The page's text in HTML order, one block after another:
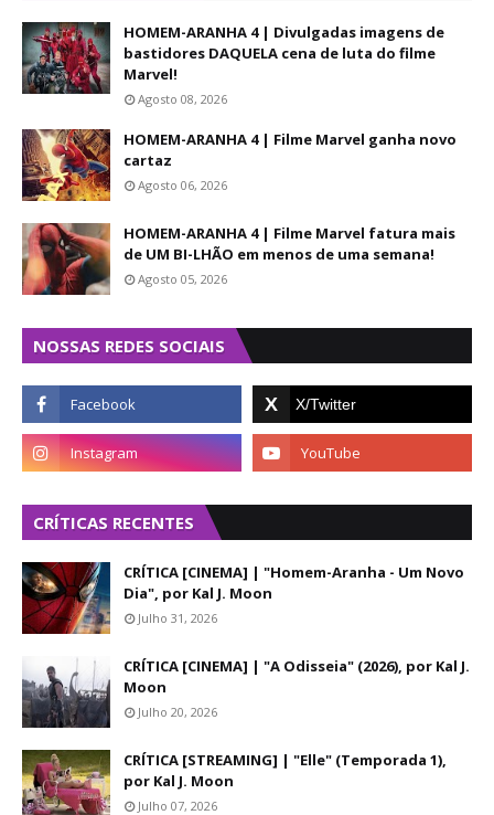
HOMEM-ARANHA 4 | Divulgadas imagens de
bastidores DAQUELA cena de luta do filme
Marvel!
Agosto 08, 2026
HOMEM-ARANHA 4 | Filme Marvel ganha novo
cartaz
Agosto 06, 2026
HOMEM-ARANHA 4 | Filme Marvel fatura mais
de UM BI-LHÃO em menos de uma semana!
Agosto 05, 2026
NOSSAS REDES SOCIAIS
CRÍTICAS RECENTES
CRÍTICA [CINEMA] | "Homem-Aranha - Um Novo
Dia", por Kal J. Moon
Julho 31, 2026
CRÍTICA [CINEMA] | "A Odisseia" (2026), por Kal J.
Moon
Julho 20, 2026
CRÍTICA [STREAMING] | "Elle" (Temporada 1),
por Kal J. Moon
Julho 07, 2026